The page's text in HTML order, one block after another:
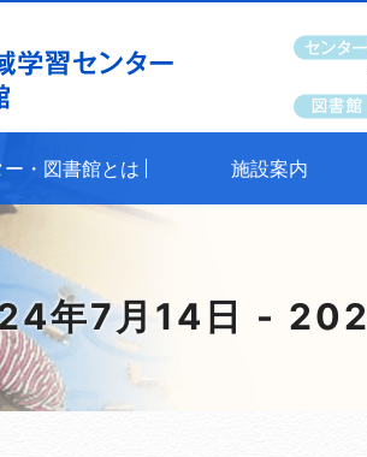
年7月14日 -
受付時間
午前9時～午
・図書館とは 施設案内